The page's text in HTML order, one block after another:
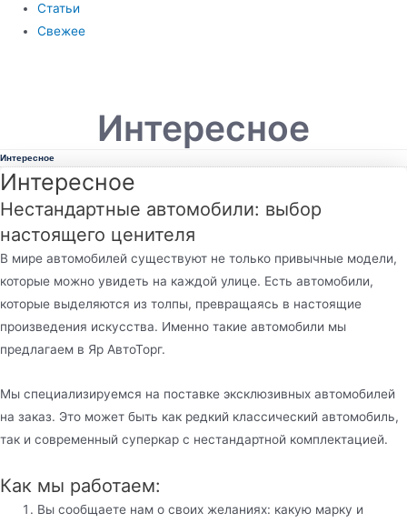
Статьи
Свежее
Интересное
Интересное
Интересное
Нестандартные автомобили: выбор
настоящего ценителя
В мире автомобилей существуют не только привычные модели,
которые можно увидеть на каждой улице. Есть автомобили,
которые выделяются из толпы, превращаясь в настоящие
произведения искусства. Именно такие автомобили мы
предлагаем в Яр АвтоТорг.
Мы специализируемся на поставке эксклюзивных автомобилей
на заказ. Это может быть как редкий классический автомобиль,
так и современный суперкар с нестандартной комплектацией.
Как мы работаем:
Вы сообщаете нам о своих желаниях: какую марку и